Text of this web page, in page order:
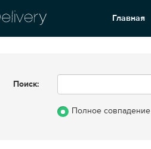
Главная
Поиск:
Полное совпадение